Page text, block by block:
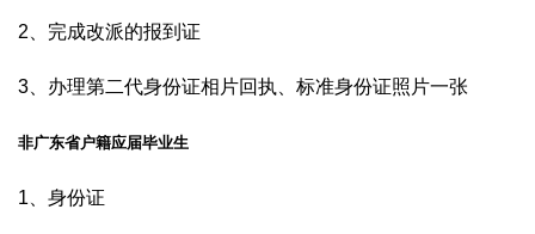
2、完成改派的报到证
3、办理第二代身份证相片回执、标准身份证照片一张
非广东省户籍应届毕业生
1、身份证